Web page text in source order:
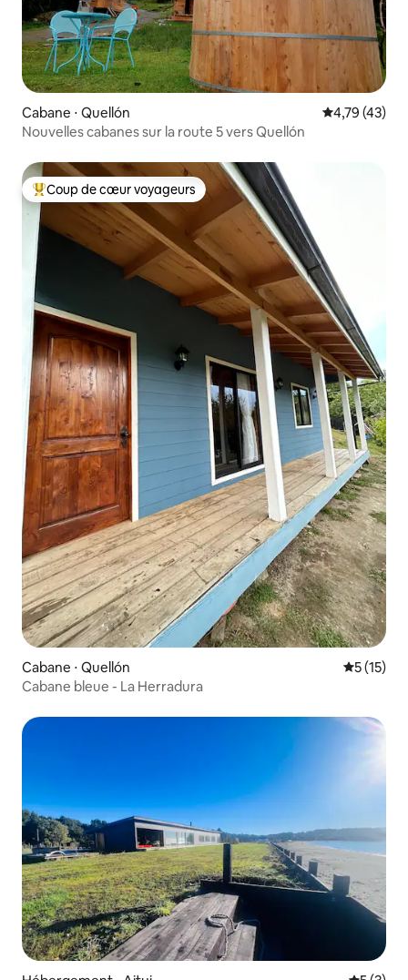
Cabane ⋅ Quellón Évaluation
4,79 (43)
Nouvelles cabanes sur la route 5 vers Quellón
Coups de cœur voyageurs les plus appréciés
Coup de cœur voyageurs
Cabane ⋅ Quellón
5 (15)
Cabane bleue - La Herradura